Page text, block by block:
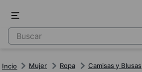
Mujer Ropa Camisas y Blusas